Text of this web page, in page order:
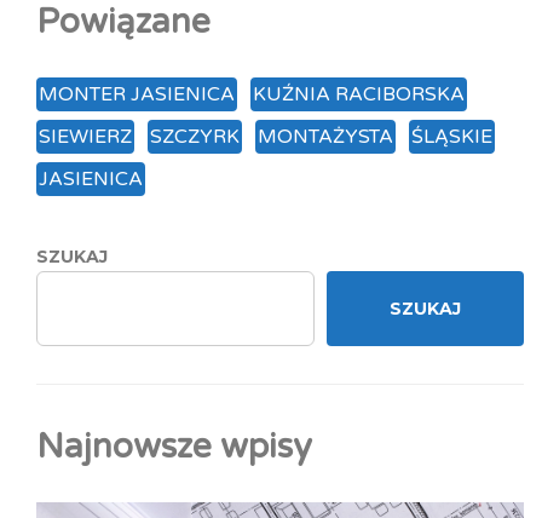
Powiązane
MONTER JASIENICA
KUŹNIA RACIBORSKA
SIEWIERZ
SZCZYRK MONTAŻYSTA
ŚLĄSKIE
JASIENICA
SZUKAJ
SZUKAJ
Najnowsze wpisy